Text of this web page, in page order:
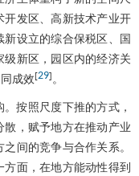
发区、高新技术产业开
设立的综合保税区、国
新区，园区内的经济关
成效[29]。
按照尺度下推的方式，
，赋予地方在推动产业
间的竞争与合作关系。
面，在地方能动性得到